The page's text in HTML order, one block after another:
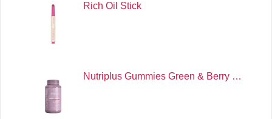
Rich Oil Stick
Nutriplus Gummies Green & Berry …